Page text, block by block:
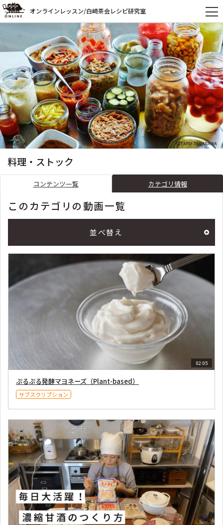
オンラインレッスン/白崎茶会レシピ研究室
料理・ストック
コンテンツ一覧 カテゴリ情報
このカテゴリの動画一覧
並べ替え
02:05
ぷるぷる発酵マヨネーズ（Plant-based）
サブスクリプション